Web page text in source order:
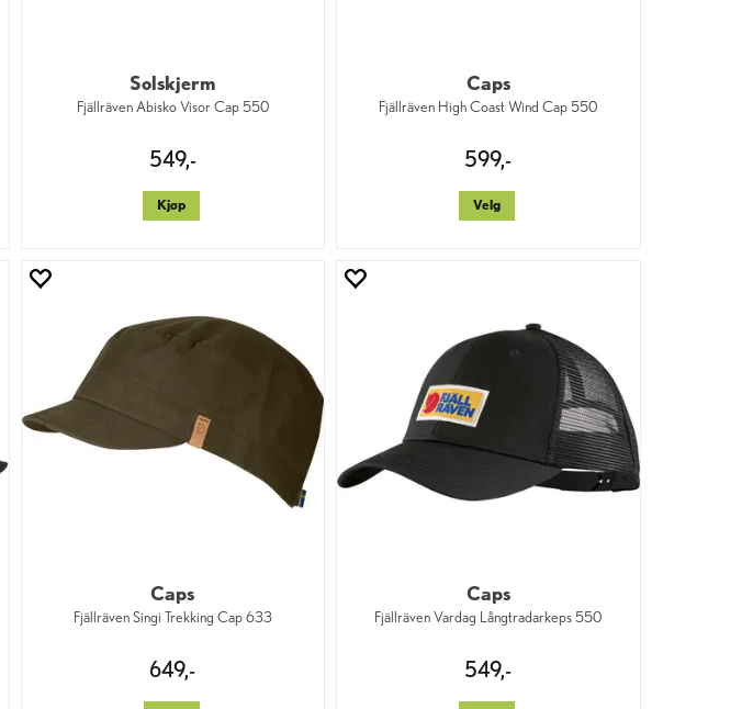
Solskjerm
Fjällräven Abisko Visor Cap 550
549,-
Kjøp
Caps
Fjällräven High Coast Wind Cap 550
599,-
Velg
Caps
Fjällräven Singi Trekking Cap 633
649,-
Caps
Fjällräven Vardag Långtradarkeps 550
549,-